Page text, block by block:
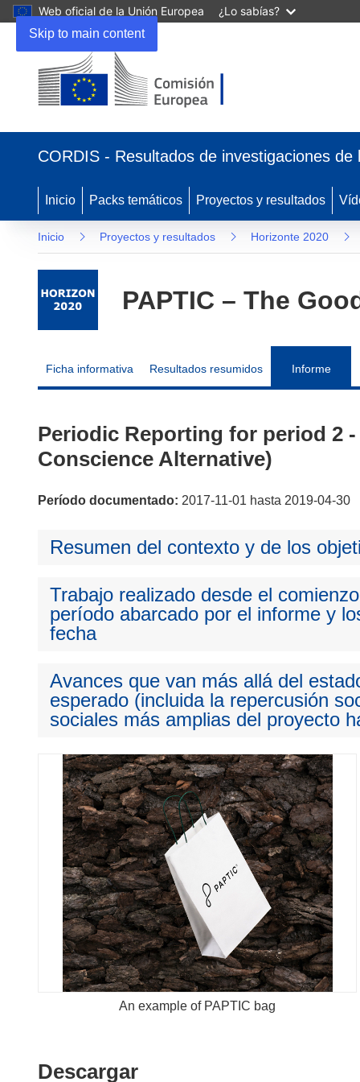
Skip to main content
Web oficial de la Unión Europea ¿Lo sabías?
en
nueva
ventana)
CORDIS - Resultados de investigaciones de
Inicio Packs temáticos Proyectos y resultados
Inicio Proyectos y resultados Horizonte 2020
PAPTIC – The
Ficha informativa Resultados resumidos Informe
Periodic Reporting for period 2 -
Conscience Alternative)
Período documentado: 2017-11-01 hasta 2019-04-30
Resumen del contexto y de los
Trabajo realizado desde el
período abarcado por el informe y
fecha
Avances que van más allá del
esperado (incluida la repercusión
sociales más amplias del proyecto
An example of PAPTIC bag
DescargarDescargar